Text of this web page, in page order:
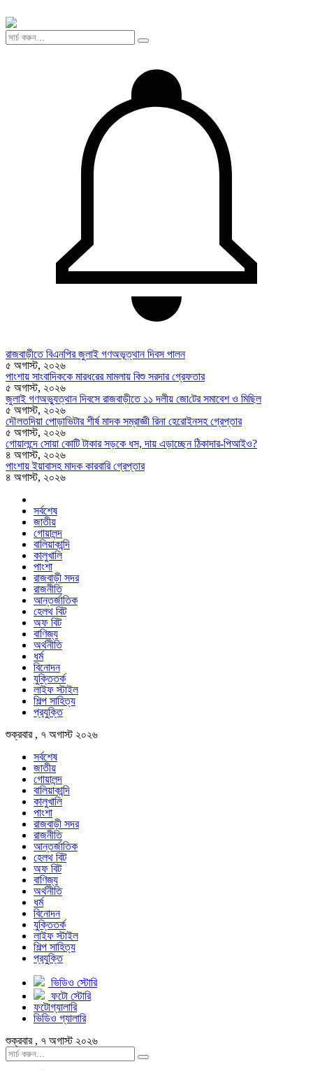
রাজবাড়ীতে বিএন‌পির জুলাই গণঅভূত্থান দিবস পালন
৫ অগাস্ট, ২০২৬
পাংশায় সাংবাদিককে মারধরের মামলায় বিশু সরদার গ্রেফতার
৫ অগাস্ট, ২০২৬
জুলাই গণঅভ্যুত্থান দিবসে রাজবাড়ীতে ১১ দলীয় জো‌টের সমাবেশ ও মি‌ছিল
৫ অগাস্ট, ২০২৬
দৌলতদিয়া পোড়াভিটার শীর্ষ মাদক সম্রাজ্ঞী রিনা হেরোইনসহ গ্রেপ্তার
৫ অগাস্ট, ২০২৬
গোয়ালন্দে সোয়া কোটি টাকার সড়কে ধস, দায় এড়াচ্ছেন ঠিকাদার-পিআইও?
৪ অগাস্ট, ২০২৬
পাংশায় ইয়াবাসহ মাদক কারবারি গ্রেপ্তার
৪ অগাস্ট, ২০২৬
সর্বশেষ
জাতীয়
গোয়ালন্দ
বালিয়াকান্দি
কালুখালি
পাংশা
রাজবাড়ী সদর
রাজনীতি
আন্তর্জাতিক
হেলথ বিট
অফ বিট
বাণিজ্য
অর্থনীতি
ধর্ম
বিনোদন
যুক্তিতর্ক
লাইফ স্টাইল
শিল্প সাহিত্য
প্রযুক্তি
শুক্রবার , ৭ অগাস্ট ২০২৬
সর্বশেষ
জাতীয়
গোয়ালন্দ
বালিয়াকান্দি
কালুখালি
পাংশা
রাজবাড়ী সদর
রাজনীতি
আন্তর্জাতিক
হেলথ বিট
অফ বিট
বাণিজ্য
অর্থনীতি
ধর্ম
বিনোদন
যুক্তিতর্ক
লাইফ স্টাইল
শিল্প সাহিত্য
প্রযুক্তি
ভিডিও স্টোরি
ফটো স্টোরি
ফটোগ্যালারি
ভিডিও গ্যালারি
শুক্রবার , ৭ অগাস্ট ২০২৬